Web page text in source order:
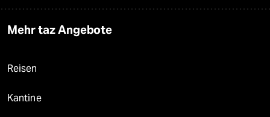
Mehr taz Angebote
Reisen
Kantine